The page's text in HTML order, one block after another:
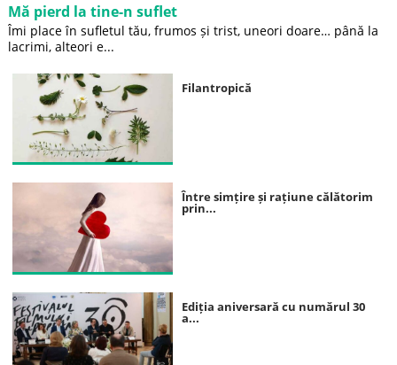
Mă pierd la tine-n suflet
Îmi place în sufletul tău, frumos și trist, uneori doare… până la
lacrimi, alteori e...
Filantropică
Între simțire și rațiune călătorim
prin...
Ediția aniversară cu numărul 30
a...